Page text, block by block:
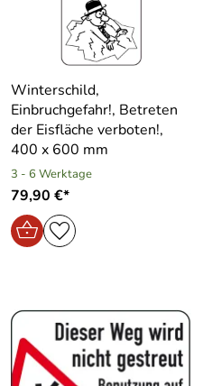
Winterschild,
Einbruchgefahr!, Betreten
der Eisfläche verboten!,
400 x 600 mm
3 - 6 Werktage
79,90 €*